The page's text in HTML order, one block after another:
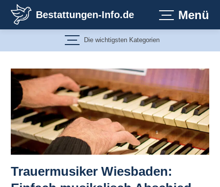
Inhalt
springen
Bestattungen-Info.de Menü
Die wichtigsten Kategorien
Trauermusiker Wiesbaden: